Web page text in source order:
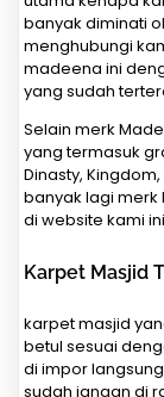
banyak diminati
menghubungi
madeena ini
yang sudah
Selain merk
yang termasuk
Dinasty,
banyak lagi merk
di website kami
Karpet Masjid
karpet masjid
betul sesuai
di impor
sudah jangan di